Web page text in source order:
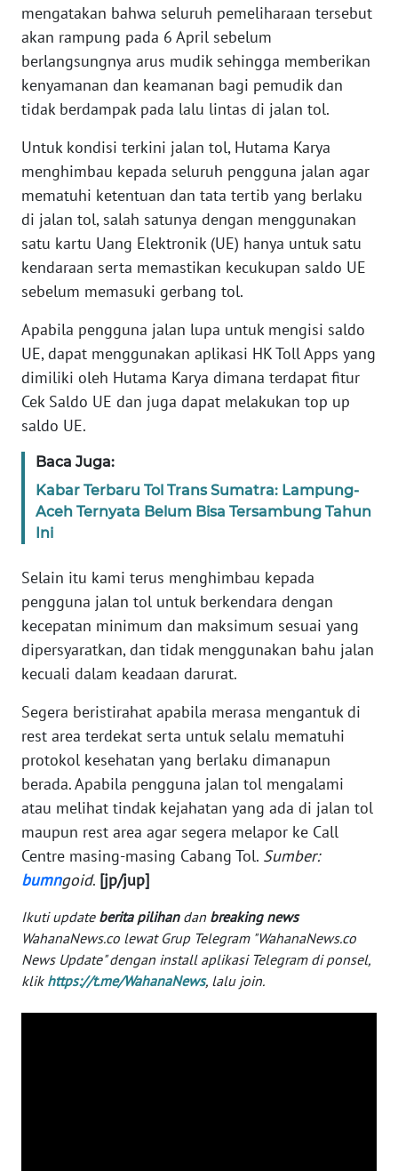
mengatakan bahwa seluruh pemeliharaan tersebut
akan rampung pada 6 April sebelum
berlangsungnya arus mudik sehingga memberikan
kenyamanan dan keamanan bagi pemudik dan
tidak berdampak pada lalu lintas di jalan tol.
Untuk kondisi terkini jalan tol, Hutama Karya
menghimbau kepada seluruh pengguna jalan agar
mematuhi ketentuan dan tata tertib yang berlaku
di jalan tol, salah satunya dengan menggunakan
satu kartu Uang Elektronik (UE) hanya untuk satu
kendaraan serta memastikan kecukupan saldo UE
sebelum memasuki gerbang tol.
Apabila pengguna jalan lupa untuk mengisi saldo
UE, dapat menggunakan aplikasi HK Toll Apps yang
dimiliki oleh Hutama Karya dimana terdapat fitur
Cek Saldo UE dan juga dapat melakukan top up
saldo UE.
Baca Juga:
Kabar Terbaru Tol Trans Sumatra: Lampung-
Aceh Ternyata Belum Bisa Tersambung Tahun
Ini
Selain itu kami terus menghimbau kepada
pengguna jalan tol untuk berkendara dengan
kecepatan minimum dan maksimum sesuai yang
dipersyaratkan, dan tidak menggunakan bahu jalan
kecuali dalam keadaan darurat.
Segera beristirahat apabila merasa mengantuk di
rest area terdekat serta untuk selalu mematuhi
protokol kesehatan yang berlaku dimanapun
berada. Apabila pengguna jalan tol mengalami
atau melihat tindak kejahatan yang ada di jalan tol
maupun rest area agar segera melapor ke Call
Centre masing-masing Cabang Tol. Sumber:
bumngoid. [jp/jup]
Ikuti update berita pilihandan breaking news
WahanaNews.co lewat Grup Telegram "WahanaNews.co
News Update" dengan install aplikasi Telegram di ponsel,
klik https://t.me/WahanaNews, lalu join.
KARIR
DISCLAIMER
Wahana
Regional
WN
SUMUT
JAKARTA
WN
WN
BANTEN
WN
WN
KEPRI
WN
PAPUA
WN
PAPUA
WN
RIAU
WN
JAMBI
WN
SULTRA
NTB